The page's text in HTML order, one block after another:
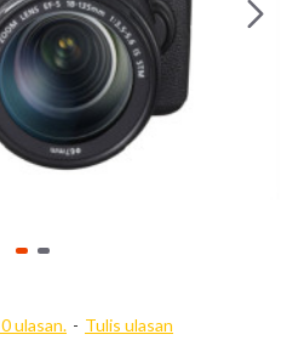
ulasan. - Tulis ulasan